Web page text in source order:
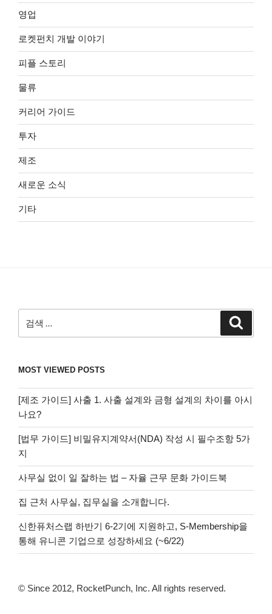
영업
로켓펀치 개발 이야기
피플 스토리
물류
커리어 가이드
투자
제조
새로운 소식
기타
색:
MOST VIEWED POSTS
[제조 가이드] 사출 1. 사출 설계와 금형 설계의 차이를 아시
나요?
[법무 가이드] 비밀유지계약서(NDA) 작성 시 필수조항 5가
지
사무실 없이 일 잘하는 법 – 자율 근무 문화 가이드북
집 근처 사무실, 집무실을 소개합니다.
신한퓨처스랩 하반기 6-2기에 지원하고, S-Membership을
통해 유니콘 기업으로 성장하세요 (~6/22)
© Since 2012, RocketPunch, Inc. All rights reserved.